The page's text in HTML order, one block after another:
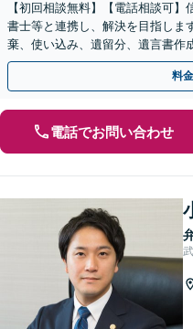
【初回相談無料】【電話相談可
書士等と連携し、解決を目指しま
棄、使い込み、遺留分、遺言書作
軽にご相談ください【休日・夜間
料
電話でお問い合わせ